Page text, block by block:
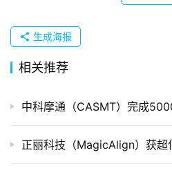
布
并
公
登录
生成海报
相关推荐
中科摩通（CASMT）完成
正丽科技（MagicAlign）获超